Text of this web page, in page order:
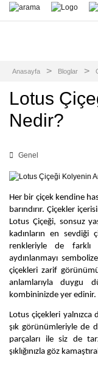
Anasayfa Bloglar
Lotus
Nedir?
Genel
Her bir çiçek kendine
barındırır. Çiçekler
Lotus Çiçeği, sonsuz
kadınların en sevdiği
renkleriyle de farklı
aydınlanmayı
çiçekleri zarif
anlamlarıyla duygu
kombininizde yer edinir.
Lotus çiçekleri yalnızca
şık görünümleriyle de
parçaları ile siz de
şıklığınızla göz